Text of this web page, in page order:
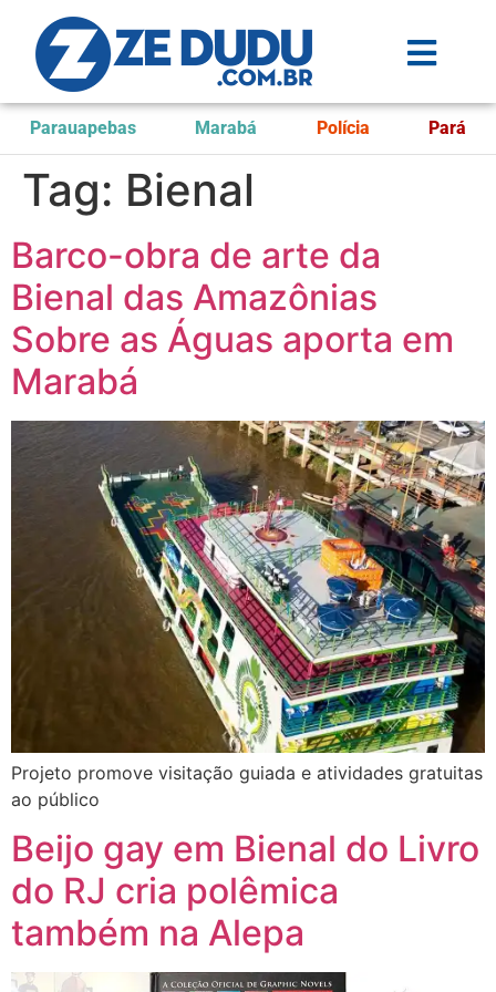
Parauapebas Marabá Polícia Pará
Tag: Bienal
Barco-obra de arte da
Bienal das Amazônias
Sobre as Águas aporta em
Marabá
Projeto promove visitação guiada e atividades gratuitas
ao público
Beijo gay em Bienal do Livro
do RJ cria polêmica
também na Alepa